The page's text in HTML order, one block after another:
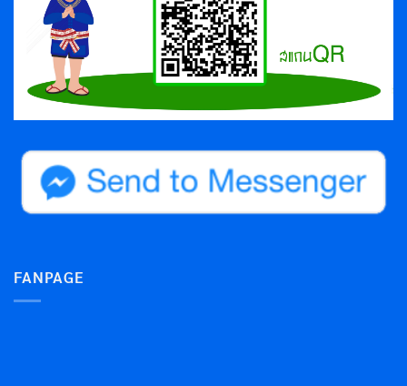
FANPAGE